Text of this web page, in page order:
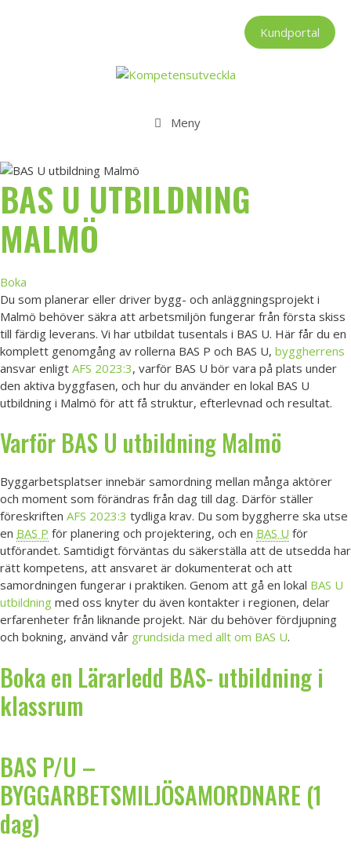
Kundportal
Meny
BAS U UTBILDNING
MALMÖ
Boka
Du som planerar eller driver bygg- och anläggningsprojekt i
Malmö behöver säkra att arbetsmiljön fungerar från första skiss
till färdig leverans. Vi har utbildat tusentals i BAS U. Här får du en
komplett genomgång av rollerna BAS P och BAS U, byggherrens
ansvar enligt AFS 2023:3, varför BAS U bör vara på plats under
den aktiva byggfasen, och hur du använder en lokal BAS U
utbildning i Malmö för att få struktur, efterlevnad och resultat.
Varför BAS U utbildning Malmö
Byggarbetsplatser innebär samordning mellan många aktörer
och moment som förändras från dag till dag. Därför ställer
föreskriften AFS 2023:3 tydliga krav. Du som byggherre ska utse
en BAS P för planering och projektering, och en BAS U för
utförandet. Samtidigt förväntas du säkerställa att de utsedda har
rätt kompetens, att ansvaret är dokumenterat och att
samordningen fungerar i praktiken. Genom att gå en lokal BAS U
utbildning med oss knyter du även kontakter i regionen, delar
erfarenheter från liknande projekt. När du behöver fördjupning
och bokning, använd vår grundsida med allt om BAS U.
Boka en Lärarledd BAS- utbildning i
klassrum
BAS P/U –
BYGGARBETSMILJÖSAMORDNARE (1
dag)